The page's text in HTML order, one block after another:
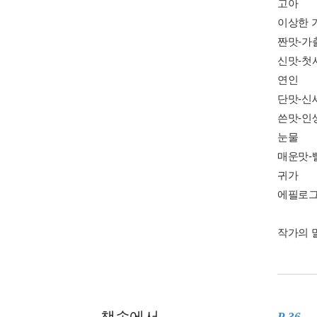
고아
이상한
짠맛-가
신맛-첫
연인
단맛-신
쓴맛-인
눈물
매운맛-
귀가
에필로
작가의